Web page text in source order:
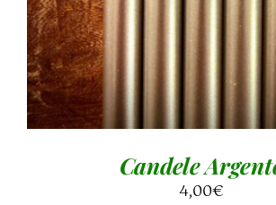
Candele
4,00€